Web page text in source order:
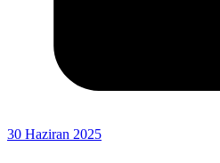
30 Haziran 2025